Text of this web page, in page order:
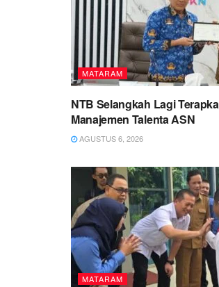
MATARAM
NTB Selangkah Lagi
Manajemen Talenta ASN
AGUSTUS 6, 2026
MATARAM